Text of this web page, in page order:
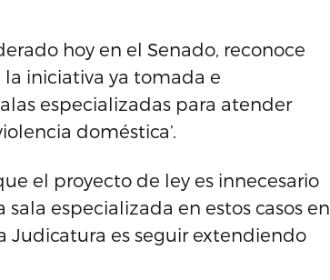
hoy en el Senado, reconoce
iniciativa ya tomada e
especializadas para atender
doméstica’.
el proyecto de ley es innecesario
especializada en estos casos en
Judicatura es seguir extendiendo